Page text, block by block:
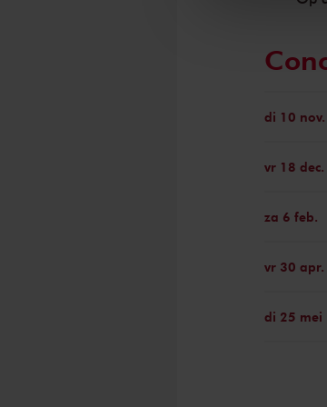
di 10 nov.
vr 18 dec.
za 6 feb.
vr 30 apr.
di 25 mei